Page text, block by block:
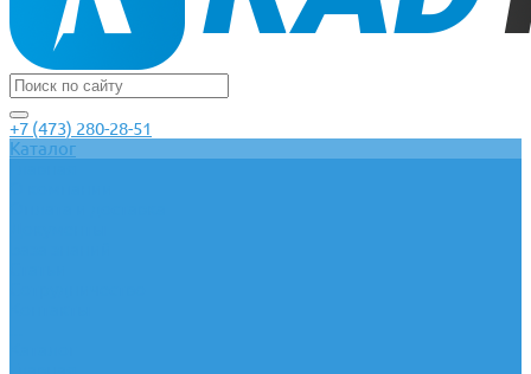
+7 (473) 280-28-51
Каталог